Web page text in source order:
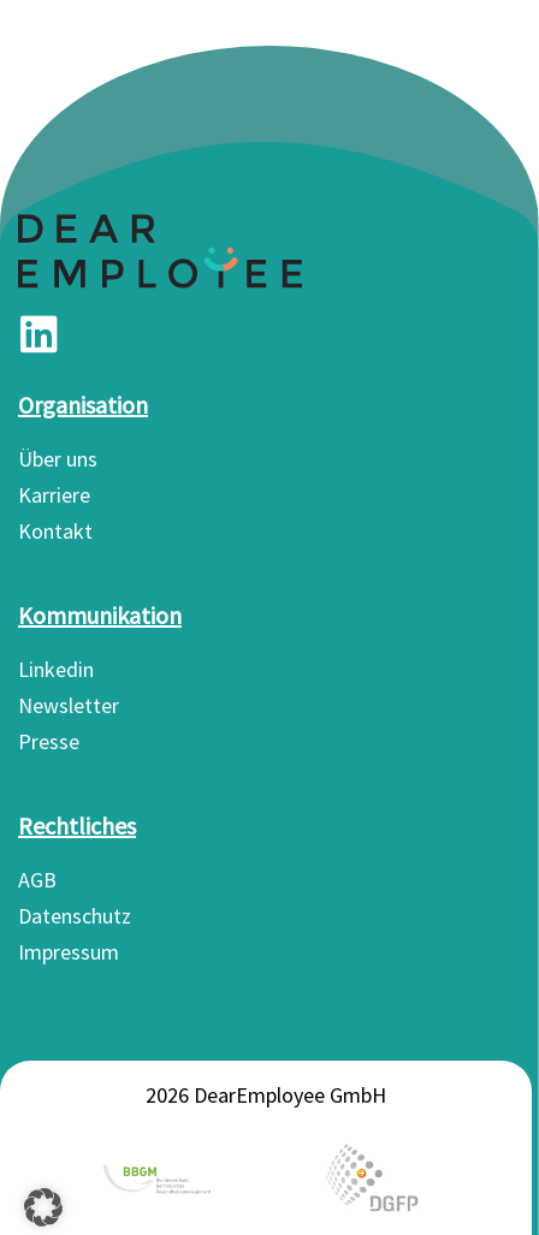
Organisation
Über uns
Karriere
Kontakt
Kommunikation
Linkedin
Newsletter
Presse
Rechtliches
AGB
Datenschutz
Impressum
2026 DearEmployee GmbH